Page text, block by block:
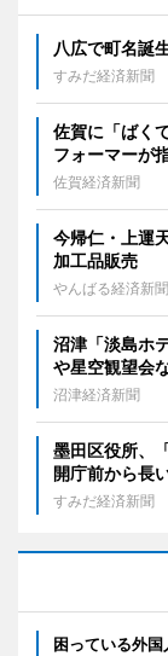
八広で町名誕
すみだ経済新聞
佐賀に「ばく
フォーマーが
佐賀経済新聞
今帰仁・上運
加工品販売
やんばる経済新聞
沼津「淡島ホ
や星空観望会
沼津経済新聞
墨田区役所、
開庁前から長
すみだ経済新聞
困っている外